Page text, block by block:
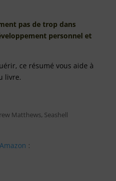
pas de trop dans
personnel et
ce résumé vous aide à
livre.
Matthews, Seashell
: